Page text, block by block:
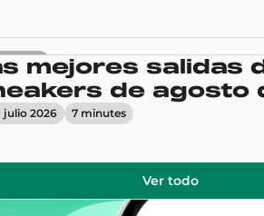
mejores salidas
de agosto
julio 2026 7 minutes
Ver todo